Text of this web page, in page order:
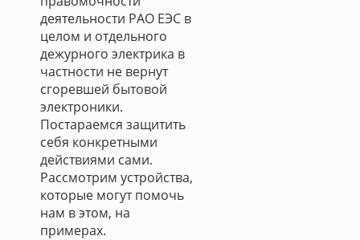
деятельности РАО ЕЭС в
целом и отдельного
дежурного электрика в
частности не вернут
сгоревшей бытовой
электроники.
Постараемся защитить
себя конкретными
действиями сами.
Рассмотрим устройства,
которые могут помочь
нам в этом, на
примерах.